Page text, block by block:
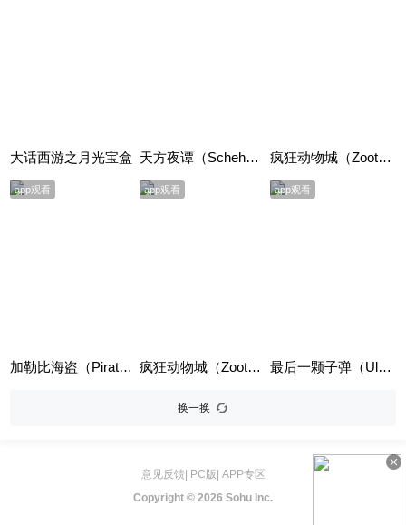
大话西游之月光宝盒 天方夜谭（Scheherazade） 疯狂动物城（Zootopia）英语版
app观看
加勒比海盗（Pirates of the Caribbean: The Curse of the Black Pearl）英语版
app观看
疯狂动物城（Zootopia）普通话版
app观看
最后一颗子弹（Ultimul cartus）
换一换
意见反馈 PC版 APP专区
Copyright © 2026 Sohu Inc.